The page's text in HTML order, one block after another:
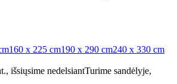
160 x 225 cm190 x 290 cm240 x 330 cm
išsiųsime nedelsiantTurime sandėlyje,